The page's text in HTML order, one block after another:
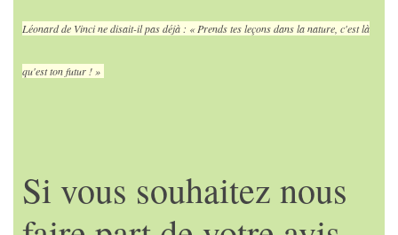
Léonard de Vinci ne disait-il pas déjà : « Prends tes leçons dans la nature, c'est là
qu'est ton futur ! »
Si vous souhaitez nous